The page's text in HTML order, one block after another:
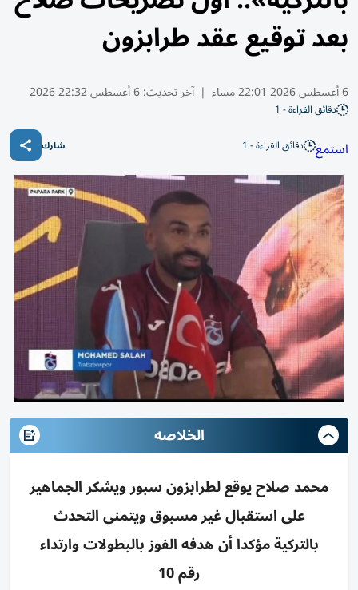
بعد توقيع عقد طرابزون
6 أغسطس 2026 22:01 مساء | آخر تحديث:6 أغسطس 22:32 2026
دقائق القراءة - 1
استمع دقائق القراءة - 1 شارك
الخلاصه
محمد صلاح يوقع لطرابزون سبور ويشكر الجماهير
على استقبال غير مسبوق ويتمنى التحدث
بالتركية مؤكدا أن هدفه الفوز بالبطولات وارتداء
رقم 10